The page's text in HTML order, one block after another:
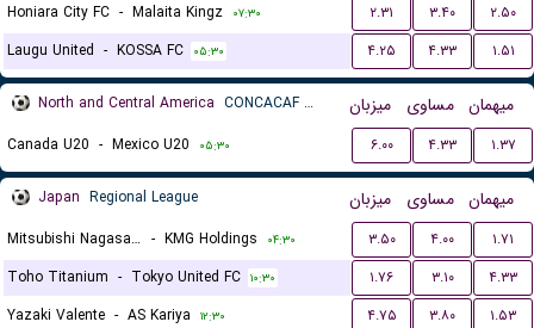
Honiara City FC - Malaita Kingz ۰۷:۳۰ ۲.۳۱ ۳.۴۰
۲.۵۰
Laugu United - KOSSA FC ۰۵:۳۰ ۴.۲۵ ۴.۳۳ ۱.۵۱
North and Central America CONCACAF Championship U20 میزبان مساوی میهمان
Canada U20 - Mexico U20 ۰۵:۳۰ ۶.۰۰ ۴.۳۳ ۱.۳۷
Japan Regional League میزبان مساوی میهمان
Mitsubishi Nagasaki SC - KMG Holdings ۰۴:۳۰ ۳.۵۰ ۴.۰۰
۱.۷۱
Toho Titanium - Tokyo United FC ۱۰:۳۰ ۱.۷۶ ۳.۱۰
۴.۳۳
Yazaki Valente - AS Kariya ۱۲:۳۰ ۴.۷۵ ۳.۸۰ ۱.۵۳